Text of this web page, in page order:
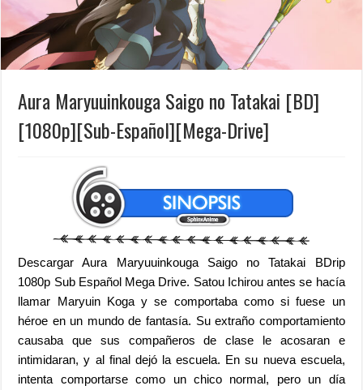
Aura Maryuuinkouga Saigo no Tatakai [BD]
[1080p][Sub-Español][Mega-Drive]
Descargar Aura Maryuuinkouga Saigo no Tatakai BDrip
1080p Sub Español Mega Drive. Satou Ichirou antes se hacía
llamar Maryuin Koga y se comportaba como si fuese un
héroe en un mundo de fantasía. Su extraño comportamiento
causaba que sus compañeros de clase le acosaran e
intimidaran, y al final dejó la escuela. En su nueva escuela,
intenta comportarse como un chico normal, pero un día